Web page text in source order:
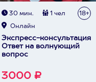
30 мин. 1 чел 18+
Онлайн
Экспресс-консультация
Ответ на волнующий
вопрос
3000 ₽